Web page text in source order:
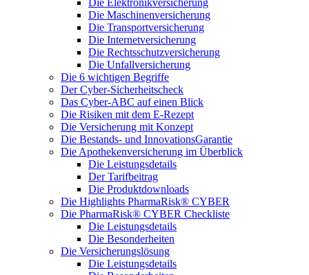
Die Elektronikversicherung
Die Maschinenversicherung
Die Transportversicherung
Die Internetversicherung
Die Rechtsschutzversicherung
Die Unfallversicherung
Die 6 wichtigen Begriffe
Der Cyber-Sicher­heits­check
Das Cyber-ABC auf einen Blick
Die Risiken mit dem E-Rezept
Die Versicherung mit Konzept
Die Bestands- und InnovationsGarantie
Die Apothekenversicherung im Überblick
Die Leistungsdetails
Der Tarifbeitrag
Die Produktdownloads
Die Highlights PharmaRisk® CYBER
Die PharmaRisk® CYBER Checkliste
Die Leistungsdetails
Die Besonderheiten
Die Versicherungslösung
Die Leistungsdetails